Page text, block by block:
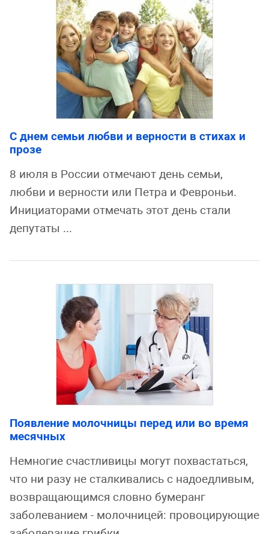
С днем семьи любви и верности в стихах и
прозе
8 июля в России отмечают день семьи,
любви и верности или Петра и Февроньи.
Инициаторами отмечать этот день стали
депутаты ...
Появление молочницы перед или во время
месячных
Немногие счастливицы могут похвастаться,
что ни разу не сталкивались с надоедливым,
возвращающимся словно бумеранг
заболеванием - молочницей: провоцирующие